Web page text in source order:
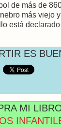
de más de
más viejo
está declarado
ES
MI